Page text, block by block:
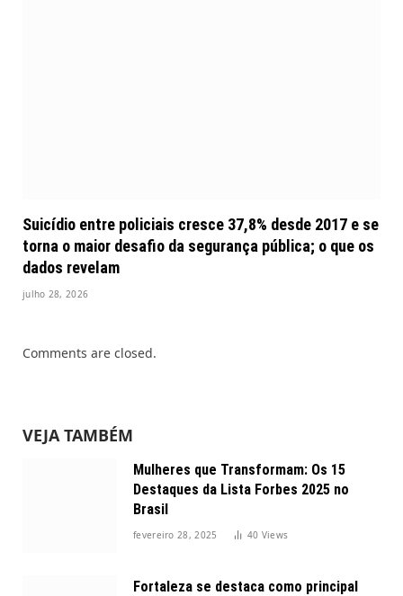
Suicídio entre policiais cresce 37,8% desde 2017 e se
torna o maior desafio da segurança pública; o que os
dados revelam
julho 28, 2026
Comments are closed.
VEJA TAMBÉM
Mulheres que Transformam: Os 15
Destaques da Lista Forbes 2025 no
Brasil
fevereiro 28, 2025 40 Views
Fortaleza se destaca como principal